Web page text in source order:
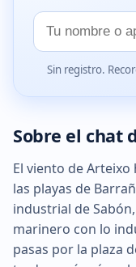
Tu
nombre
Sin registro.
Sobre el chat
El viento de Arteixo
las playas de
industrial de
marinero con lo
pasas por la plaza